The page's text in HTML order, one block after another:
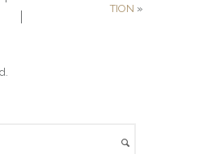
TION »